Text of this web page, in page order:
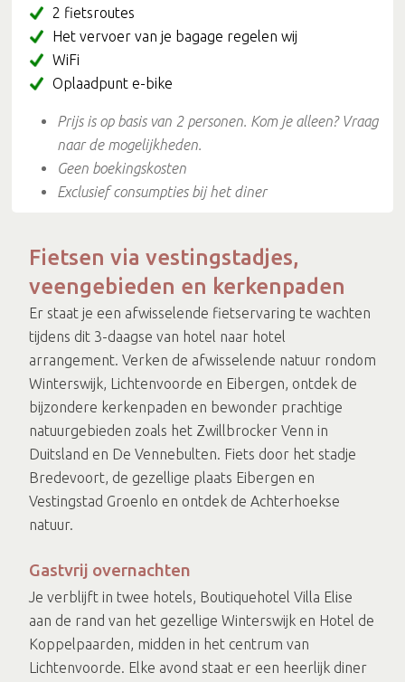
2 fietsroutes
Het vervoer van je bagage regelen wij
WiFi
Oplaadpunt e-bike
Prijs is op basis van 2 personen. Kom je alleen? Vraag
naar de mogelijkheden.
Geen boekingskosten
Exclusief consumpties bij het diner
Fietsen via vestingstadjes,
veengebieden en kerkenpaden
Er staat je een afwisselende fietservaring te wachten
tijdens dit 3-daagse van hotel naar hotel
arrangement. Verken de afwisselende natuur rondom
Winterswijk, Lichtenvoorde en Eibergen, ontdek de
bijzondere kerkenpaden en bewonder prachtige
natuurgebieden zoals het Zwillbrocker Venn in
Duitsland en De Vennebulten. Fiets door het stadje
Bredevoort, de gezellige plaats Eibergen en
Vestingstad Groenlo en ontdek de Achterhoekse
natuur.
Gastvrij overnachten
Je verblijft in twee hotels, Boutiquehotel Villa Elise
aan de rand van het gezellige Winterswijk en Hotel de
Koppelpaarden, midden in het centrum van
Lichtenvoorde. Elke avond staat er een heerlijk diner